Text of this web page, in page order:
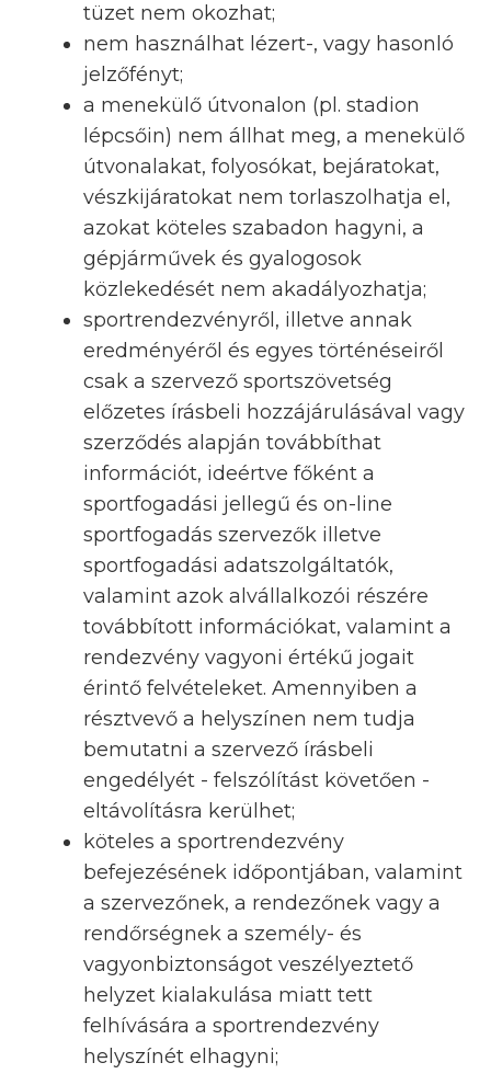
tüzet nem okozhat;
nem használhat lézert-, vagy hasonló
jelzőfényt;
a menekülő útvonalon (pl. stadion
lépcsőin) nem állhat meg, a menekülő
útvonalakat, folyosókat, bejáratokat,
vészkijáratokat nem torlaszolhatja el,
azokat köteles szabadon hagyni, a
gépjárművek és gyalogosok
közlekedését nem akadályozhatja;
sportrendezvényről, illetve annak
eredményéről és egyes történéseiről
csak a szervező sportszövetség
előzetes írásbeli hozzájárulásával vagy
szerződés alapján továbbíthat
információt, ideértve főként a
sportfogadási jellegű és on-line
sportfogadás szervezők illetve
sportfogadási adatszolgáltatók,
valamint azok alvállalkozói részére
továbbított információkat, valamint a
rendezvény vagyoni értékű jogait
érintő felvételeket. Amennyiben a
résztvevő a helyszínen nem tudja
bemutatni a szervező írásbeli
engedélyét - felszólítást követően -
eltávolításra kerülhet;
köteles a sportrendezvény
befejezésének időpontjában, valamint
a szervezőnek, a rendezőnek vagy a
rendőrségnek a személy- és
vagyonbiztonságot veszélyeztető
helyzet kialakulása miatt tett
felhívására a sportrendezvény
helyszínét elhagyni;